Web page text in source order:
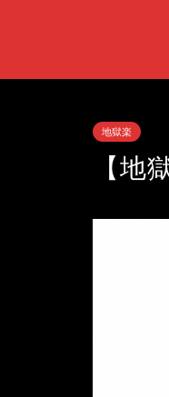
地獄楽
【地